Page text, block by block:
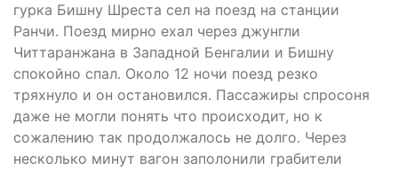
гурка Бишну Шреста сел на поезд на станции
Ранчи. Поезд мирно ехал через джунгли
Читтаранжана в Западной Бенгалии и Бишну
спокойно спал. Около 12 ночи поезд резко
тряхнуло и он остановился. Пассажиры спросоня
даже не могли понять что происходит, но к
сожалению так продолжалось не долго. Через
несколько минут вагон заполонили грабители